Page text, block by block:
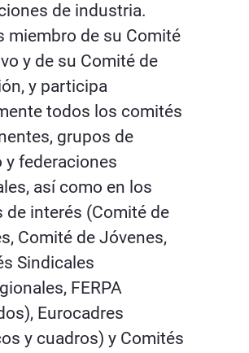
de industria.
miembro de su Comité
y de su Comité de
y participa
todos los comités
grupos de
y federaciones
así como en los
de interés (Comité de
Comité de Jóvenes,
Sindicales
FERPA
Eurocadres
y cuadros) y Comités